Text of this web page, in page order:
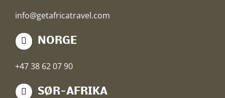
info@getafricatravel.com
NORGE
+47 38 62 07 90
SØR-AFRIKA